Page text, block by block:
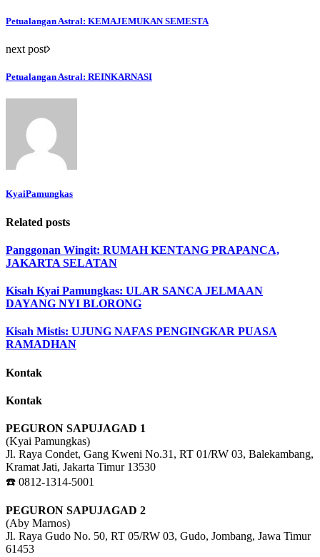
Petualangan Astral: KEMAJEMUKAN SEMESTA
next post
Petualangan Astral: REINKARNASI
KyaiPamungkas
Related posts
Panggonan Wingit: RUMAH KENTANG PRAPANCA,
JAKARTA SELATAN
Kisah Kyai Pamungkas: ULAR SANCA JELMAAN
DAYANG NYI BLORONG
Kisah Mistis: UJUNG NAFAS PENGINGKAR PUASA
RAMADHAN
Kontak
Kontak
PEGURON SAPUJAGAD 1
(Kyai Pamungkas)
Jl. Raya Condet, Gang Kweni No.31, RT 01/RW 03, Balekambang,
Kramat Jati, Jakarta Timur 13530
☎️ 0812-1314-5001
PEGURON SAPUJAGAD 2
(Aby Marnos)
Jl. Raya Gudo No. 50, RT 05/RW 03, Gudo, Jombang, Jawa Timur
61453